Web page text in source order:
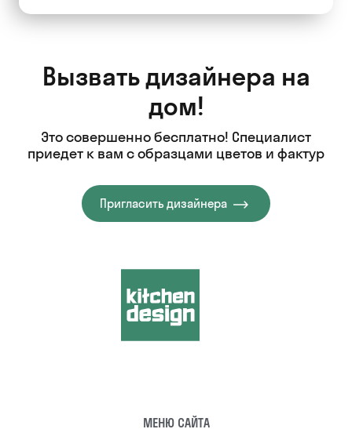
Вызвать дизайнера на
дом!
Это совершенно бесплатно! Специалист
приедет к вам с образцами цветов и фактур
Пригласить дизайнера
МЕНЮ САЙТА